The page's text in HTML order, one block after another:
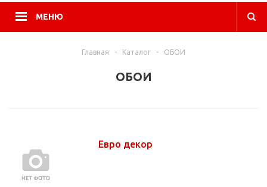
МЕНЮ
Главная - Каталог - ОБОИ
ОБОИ
Евро декор